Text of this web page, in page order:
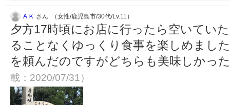
A Ｋ さん （女性/鹿児島市/30代/Lv.11）
夕方17時頃にお店に行ったら空いてい
ることなくゆっくり食事を楽しめまし
を頼んだのですがどちらも美味しかっ
載：2020/07/31）